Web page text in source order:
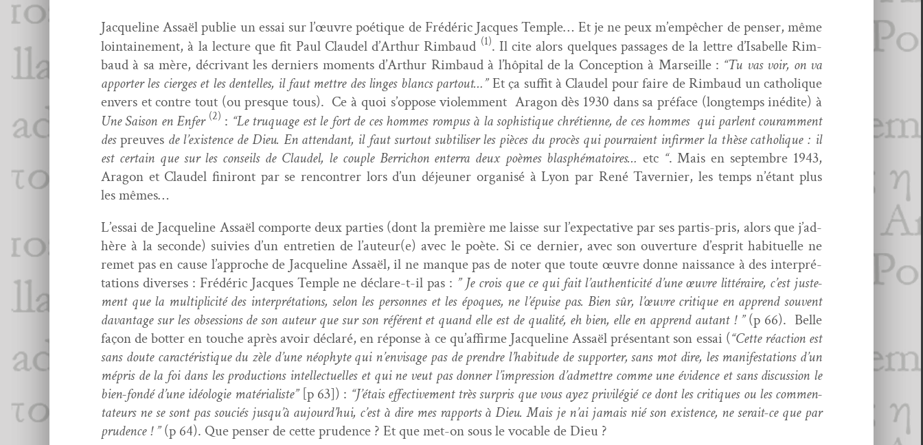
Jacque­line Assaël pub­lie un essai sur l’œu­vre poé­tique de Frédéric Jacques Tem­ple… Et je ne peux m’empêcher de penser, même
loin­taine­ment, à la lec­ture que fit Paul Claudel d’Arthur Rim­baud (1). Il cite alors quelques pas­sages de la let­tre d’Is­abelle Rim­
baud à sa mère, décrivant les derniers moments d’Arthur Rim­baud à l’hôpi­tal de la Con­cep­tion à Mar­seille : “Tu vas voir, on va
apporter les cierges et les den­telles, il faut met­tre des linges blancs partout…”Et ça suf­fit à Claudel pour faire de Rim­baud un catholique
envers et con­tre tout (ou presque tous). Ce à quoi s’op­pose vio­lem­ment Aragon dès 1930 dans sa pré­face (longtemps inédite) à
Une Sai­son en Enfer (2) : “Le truquage est le fort de ces hommes rom­pus à la sophis­tique chré­ti­enne, de ces hommes qui par­lent couram­ment
despreuvesde l’ex­is­tence de Dieu. En atten­dant, il faut surtout sub­tilis­er les pièces du procès qui pour­raient infirmer la thèse catholique : il
est cer­tain que sur les con­seils de Claudel, le cou­ple Berri­chon enter­ra deux poèmes blas­phé­ma­toires… etc“. Mais en sep­tem­bre 1943,
Aragon et Claudel finiront par se ren­con­tr­er lors d’un déje­uner organ­isé à Lyon par René Tav­ernier, les temps n’é­tant plus
les mêmes…
L’es­sai de Jacque­line Assaël com­porte deux par­ties (dont la pre­mière me laisse sur l’ex­pec­ta­tive par ses par­tis-pris, alors que j’ad­
hère à la sec­onde) suiv­ies d’un entre­tien de l’auteur(e) avec le poète. Si ce dernier, avec son ouver­ture d’e­sprit habituelle ne
remet pas en cause l’ap­proche de Jacque­line Assaël, il ne manque pas de not­er que toute œuvre donne nais­sance à des inter­pré­
ta­tions divers­es : Frédéric Jacques Tem­ple ne déclare-t-il pas : ” Je crois que ce qui fait l’au­then­tic­ité d’une œuvre lit­téraire, c’est juste­
ment que la mul­ti­plic­ité des inter­pré­ta­tions, selon les per­son­nes et les épo­ques, ne l’épuise pas. Bien sûr, l’œu­vre cri­tique en apprend sou­vent
davan­tage sur les obses­sions de son auteur que sur son référent et quand elle est de qual­ité, eh bien, elle en apprend autant ! ”(p 66). Belle
façon de bot­ter en touche après avoir déclaré, en réponse à ce qu’af­firme Jacque­line Assaël présen­tant son essai (“Cette réac­tion est
sans doute car­ac­téris­tique du zèle d’une néo­phyte qui n’en­vis­age pas de pren­dre l’habi­tude de sup­port­er, sans mot dire, les man­i­fes­ta­tions d’un
mépris de la foi dans les pro­duc­tions intel­lectuelles et qui ne veut pas don­ner l’im­pres­sion d’ad­met­tre comme une évi­dence et sans dis­cus­sion le
bien-fondé d’une idéolo­gie matéri­al­iste”[p 63]) : “J’é­tais effec­tive­ment très sur­pris que vous ayez priv­ilégié ce dont les cri­tiques ou les com­men­
ta­teurs ne se sont pas souciés jusqu’à aujour­d’hui, c’est à dire mes rap­ports à Dieu. Mais je n’ai jamais nié son exis­tence, ne serait-ce que par
pru­dence ! ”(p 64). Que penser de cette pru­dence ? Et que met-on sous le voca­ble de Dieu ?